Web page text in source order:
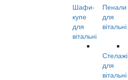
Шафи-
купе
для
вітальні
Пенали
для
вітальні
Стелажі
для
вітальні